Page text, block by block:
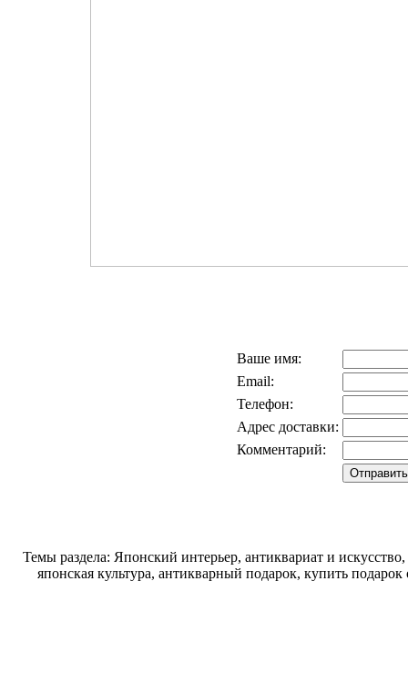
Ваше имя:
Email:
Телефон:
Адрес доставки:
Комментарий:
Темы раздела: Японский интерьер, антиквариат и
японская культура, антикварный подарок, купить